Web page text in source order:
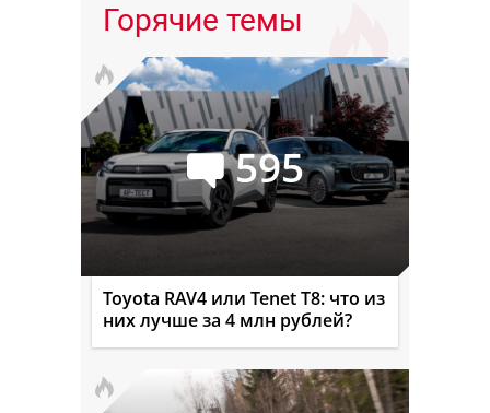
Горячие темы
595
Toyota RAV4 или Tenet T8: что из
них лучше за 4 млн рублей?